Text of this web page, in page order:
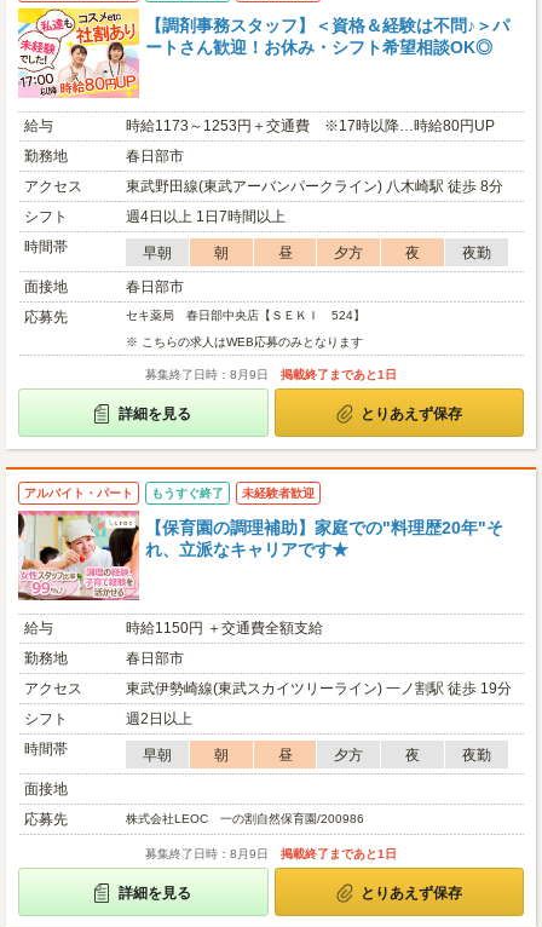
【調剤事務スタッフ】＜資格＆経験は不問♪＞パ
ートさん歓迎！お休み・シフト希望相談OK◎
給与
時給1173～1253円＋交通費 ※17時以降…時給80円UP
勤務地
春日部市
アクセス
東武野田線(東武アーバンパークライン) 八木崎駅 徒歩 8分
シフト
週4日以上 1日7時間以上
時間帯
早朝 朝 昼 夕方 夜
夜勤
面接地
春日部市
応募先
セキ薬局 春日部中央店【ＳＥＫＩ 524】
※ こちらの求人はWEB応募のみとなります
募集終了日時：8月9日 掲載終了まであと1日
詳細を見る とりあえず保存
アルバイト・パート もうすぐ終了 未経験者歓迎
【保育園の調理補助】家庭での"料理歴20年"そ
れ、立派なキャリアです★
給与
時給1150円 ＋交通費全額支給
勤務地
春日部市
アクセス
東武伊勢崎線(東武スカイツリーライン) 一ノ割駅 徒歩 19分
シフト
週2日以上
時間帯
早朝 朝 昼 夕方 夜
夜勤
面接地
応募先
株式会社LEOC 一の割自然保育園/200986
募集終了日時：8月9日 掲載終了まであと1日
詳細を見る とりあえず保存